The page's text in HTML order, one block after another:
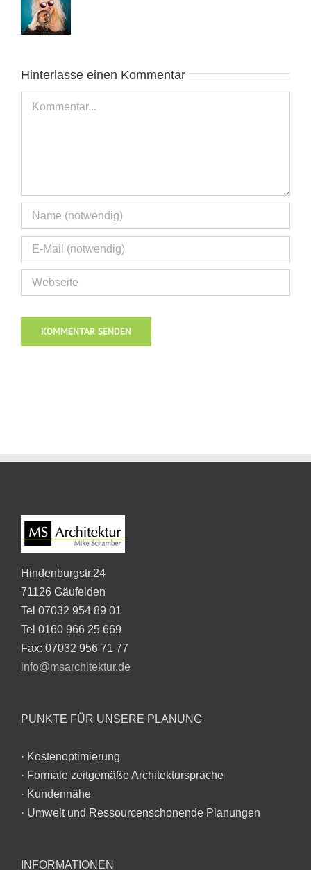
Hinterlasse einen Kommentar
Kommentar
Hindenburgstr.24
71126 Gäufelden
Tel 07032 954 89 01
Tel 0160 966 25 669
Fax: 07032 956 71 77
info@msarchitektur.de
PUNKTE FÜR UNSERE PLANUNG
· Kostenoptimierung
· Formale zeitgemäße Architektursprache
· Kundennähe
· Umwelt und Ressourcenschonende Planungen
INFORMATIONEN